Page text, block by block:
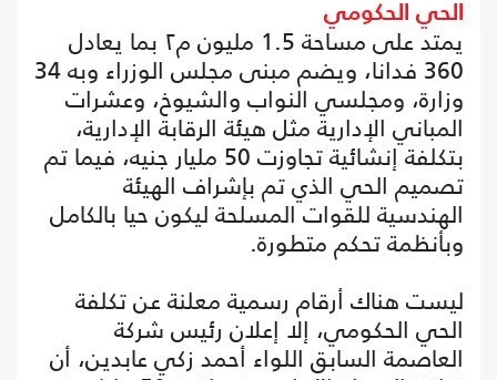
الحي الحكومي
يمتد على مساحة 1.5 مليون م٢ بما يعادل
360 فدانا، ويضم مبنى مجلس الوزراء وبه 34
وزارة، ومجلسي النواب والشيوخ، وعشرات
المباني الإدارية مثل هيئة الرقابة الإدارية،
بتكلفة إنشائية تجاوزت 50 مليار جنيه، فيما تم
تصميم الحي الذي تم بإشراف الهيئة
الهندسية للقوات المسلحة ليكون حيا بالكامل
وبأنظمة تحكم متطورة.
ليست هناك أرقام رسمية معلنة عن تكلفة
الحي الحكومي، إلا إعلان رئيس شركة
العاصمة السابق اللواء أحمد زكي عابدين، أن